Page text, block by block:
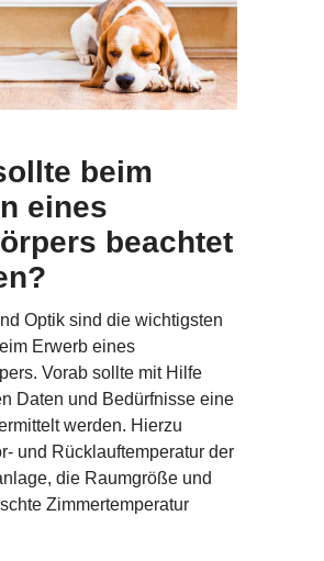
beim
eines
beachtet
Optik sind die wichtigsten
Erwerb eines
Vorab sollte mit Hilfe
Daten und Bedürfnisse eine
werden. Hierzu
und Rücklauftemperatur der
die Raumgröße und
Zimmertemperatur